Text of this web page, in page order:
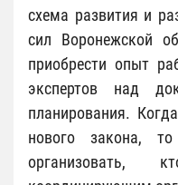
схема развития и
сил Воронежской
приобрести опыт
экспертов над
планирования.
нового закона,
организовать,